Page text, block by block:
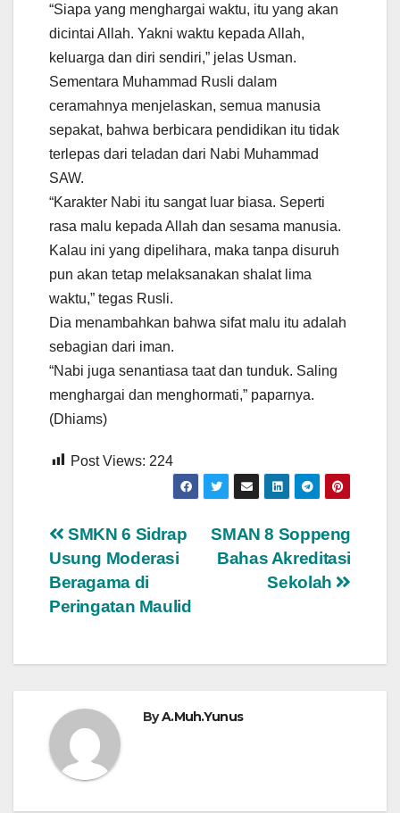
“Siapa yang menghargai waktu, itu yang akan
dicintai Allah. Yakni waktu kepada Allah,
keluarga dan diri sendiri,” jelas Usman.
Sementara Muhammad Rusli dalam
ceramahnya menjelaskan, semua manusia
sepakat, bahwa berbicara pendidikan itu tidak
terlepas dari teladan dari Nabi Muhammad
SAW.
“Karakter Nabi itu sangat luar biasa. Seperti
rasa malu kepada Allah dan sesama manusia.
Kalau ini yang dipelihara, maka tanpa disuruh
pun akan tetap melaksanakan shalat lima
waktu,” tegas Rusli.
Dia menambahkan bahwa sifat malu itu adalah
sebagian dari iman.
“Nabi juga senantiasa taat dan tunduk. Saling
menghargai dan menghormati,” paparnya.
(Dhiams)
Post Views: 224
Navigasi
pos
SMAN 8 Soppeng
Bahas Akreditasi
Sekolah
SMKN 6 Sidrap
Usung Moderasi
Beragama di
Peringatan Maulid
ByA.Muh.Yunus